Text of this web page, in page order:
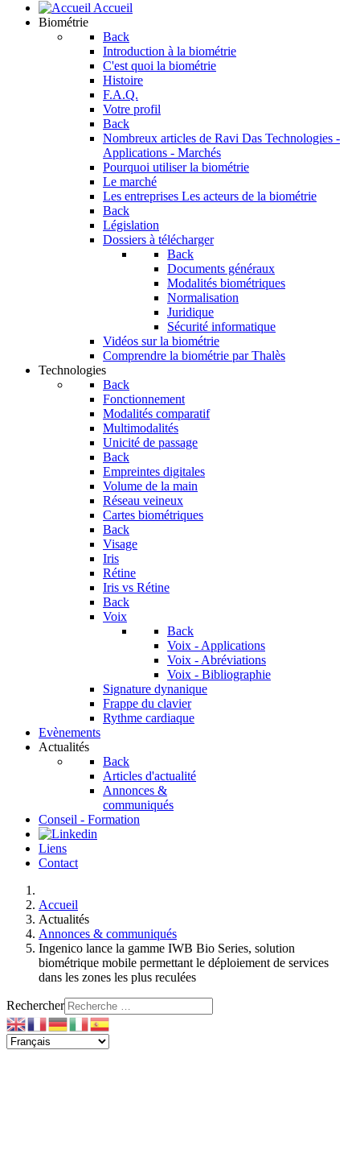
Accueil
Biométrie
Back
Introduction à la biométrie
C'est quoi la biométrie
Histoire
F.A.Q.
Votre profil
Back
Nombreux articles de Ravi Das Technologies -
Applications - Marchés
Pourquoi utiliser la biométrie
Le marché
Les entreprises Les acteurs de la biométrie
Back
Législation
Dossiers à télécharger
Back
Documents généraux
Modalités biométriques
Normalisation
Juridique
Sécurité informatique
Vidéos sur la biométrie
Comprendre la biométrie par Thalès
Technologies
Back
Fonctionnement
Modalités comparatif
Multimodalités
Unicité de passage
Back
Empreintes digitales
Volume de la main
Réseau veineux
Cartes biométriques
Back
Visage
Iris
Rétine
Iris vs Rétine
Back
Voix
Back
Voix - Applications
Voix - Abréviations
Voix - Bibliographie
Signature dynanique
Frappe du clavier
Rythme cardiaque
Evènements
Actualités
Back
Articles d'actualité
Annonces &
communiqués
Conseil - Formation
Liens
Contact
Accueil
Actualités
Annonces & communiqués
Ingenico lance la gamme IWB Bio Series, solution
biométrique mobile permettant le déploiement de services
dans les zones les plus reculées
Rechercher